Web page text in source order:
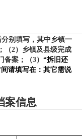
别填写，其中乡镇一
（2）乡镇及县级完成
备案； （3） “拆旧还
请填写在：其它需说
案信息